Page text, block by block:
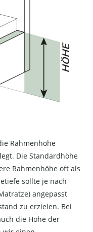
Rahmenhöhe
Die Standardhöhe
Rahmenhöhe oft als
sollte je nach
angepasst
zu erzielen. Bei
die Höhe der